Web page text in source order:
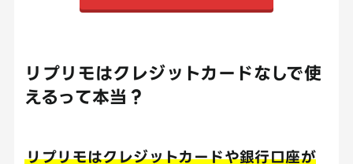
リプリモはクレジットカードなしで使
えるって本当？
リプリモはクレジットカードや銀行口座が